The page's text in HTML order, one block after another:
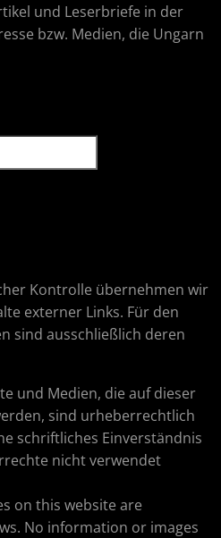
und Leserbriefe in der
bzw. Medien, die Ungarn
Kontrolle übernehmen wir
externer Links. Für den
sind ausschließlich deren
und Medien, die auf dieser
sind urheberrechtlich
schriftliches Einverständnis
nicht verwendet
on this website are
No information or images